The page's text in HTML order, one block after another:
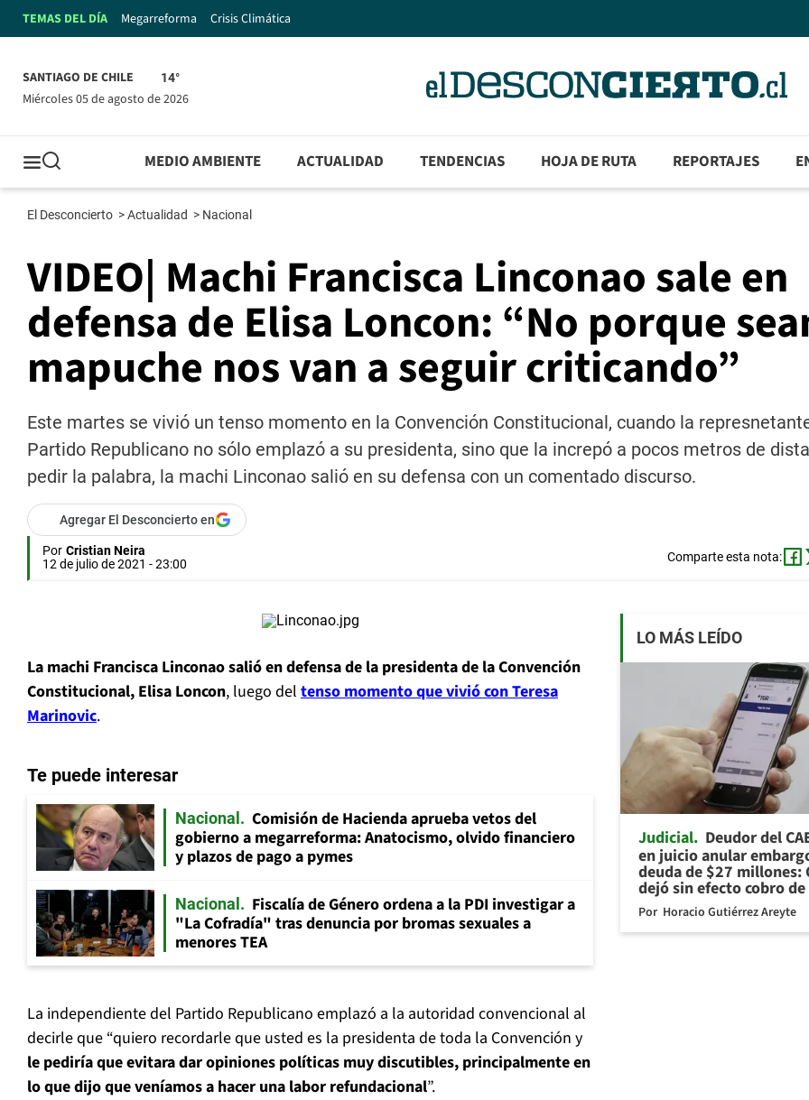
TEMAS DEL DÍA Megarreforma Crisis Climática
SANTIAGO DE CHILE 14°
miércoles 05 de agosto de 2026
MEDIO AMBIENTE ACTUALIDAD TENDENCIAS HOJA DE RUTA REPORTAJES
El Desconcierto >Actualidad > Nacional
VIDEO| Machi Francisca Linconao sale en
defensa de Elisa Loncon: “No porque
mapuche nos van a seguir criticando”
Este martes se vivió un tenso momento en la Convención Constitucional, cuando la
Partido Republicano no sólo emplazó a su presidenta, sino que la increpó a pocos metros de
pedir la palabra, la machi Linconao salió en su defensa con un comentado discurso.
Agregar El Desconcierto en
Por Cristian Neira
12 de julio de 2021 - 23:00
Comparte esta nota:
La machi Francisca Linconao salió en defensa de la presidenta de la Convención
Constitucional, Elisa Loncon, luego del tenso momento que vivió con Teresa
Marinovic.
Te puede interesar
Nacional
Comisión de Hacienda aprueba vetos del
gobierno a megarreforma: Anatocismo, olvido financiero
y plazos de pago a pymes
Nacional
Fiscalía de Género ordena a la PDI investigar a
"La Cofradía" tras denuncia por bromas sexuales a
menores TEA
La independiente del Partido Republicano emplazó a la autoridad convencional al
decirle que “quiero recordarle que usted es la presidenta de toda la Convención y
le pediría que evitara dar opiniones políticas muy discutibles, principalmente en
lo que dijo que veníamos a hacer una labor refundacional”.
LO MÁS LEÍDO
Judicial Deudor del
en juicio anular
deuda de $27 millones:
dejó sin efecto cobro de
Por Horacio Gutiérrez Areyte